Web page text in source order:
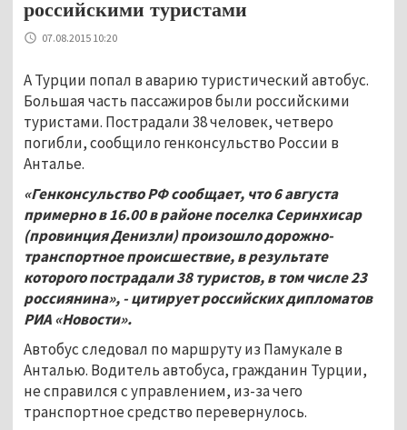
российскими туристами
07.08.2015 10:20
А Турции попал в аварию туристический автобус.
Большая часть пассажиров были российскими
туристами. Пострадали 38 человек, четверо
погибли, сообщило генконсульство России в
Анталье.
«Генконсульство РФ сообщает, что 6 августа
примерно в 16.00 в районе поселка Серинхисар
(провинция Денизли) произошло дорожно-
транспортное происшествие, в результате
которого пострадали 38 туристов, в том числе 23
россиянина», - цитирует российских дипломатов
РИА «Новости».
Автобус следовал по маршруту из Памукале в
Анталью. Водитель автобуса, гражданин Турции,
не справился с управлением, из-за чего
транспортное средство перевернулось.